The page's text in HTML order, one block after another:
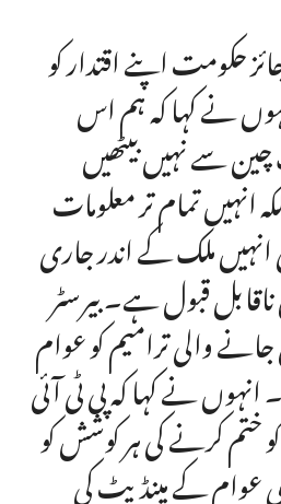
حکومت اپنے اقتدار کو
نے کہا کہ ہم اس
سے نہیں بیٹھیں
انہیں تمام تر معلومات
انہیں ملک کے اندر جاری
قبول ہے۔ بیرسٹر
والی ترامیم کو عوام
نے کہا کہ پی ٹی آئی
ختم کرنے کی ہر کوشش کو
عوام کے مینڈیٹ کی